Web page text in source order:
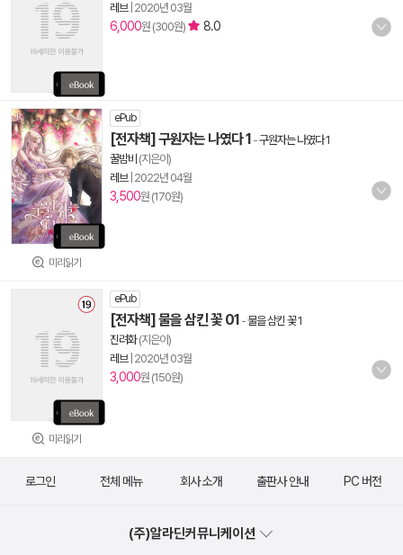
레브| 2020년 03월
6,000원 (300원) 8.0
미리읽기
ePub
[전자책] 구원자는 나였다 1 -구원자는 나였다 1
꿀밤비 (지은이)
레브| 2022년 04월
3,500원 (170원)
미리읽기
ePub
[전자책] 물을 삼킨 꽃 01 -물을 삼킨 꽃 1
진려화(지은이)
레브| 2020년 03월
3,000원 (150원)
로그인 전체 메뉴 회사 소개 출판사 안내 PC 버전
(주)알라딘커뮤니케이션